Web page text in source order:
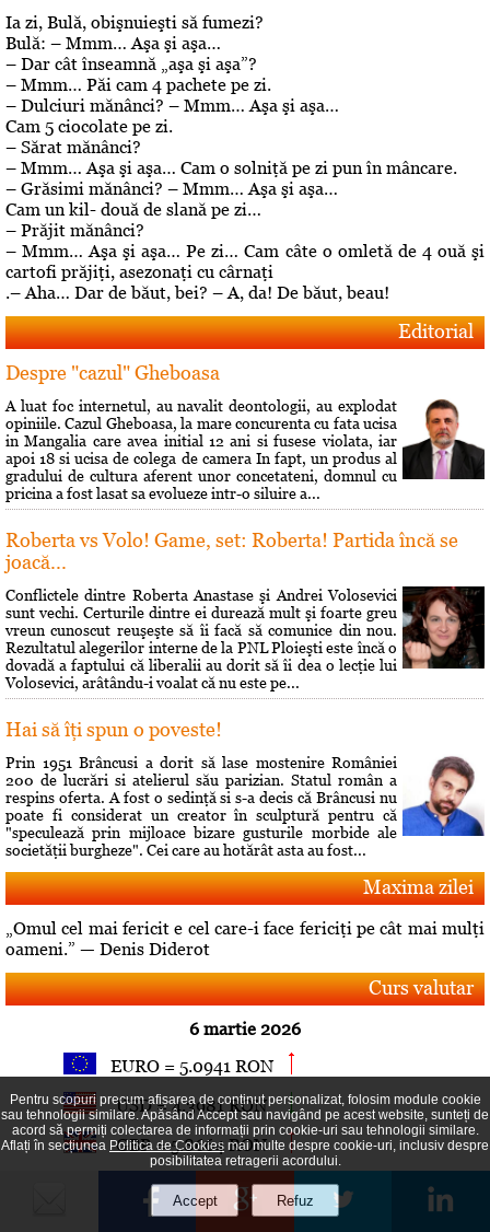
Ia zi, Bulă, obişnuieşti să fumezi?
Bulă: – Mmm… Aşa şi aşa…
– Dar cât înseamnă „aşa şi aşa”?
– Mmm… Păi cam 4 pachete pe zi.
– Dulciuri mănânci? – Mmm… Aşa şi aşa…
Cam 5 ciocolate pe zi.
– Sărat mănânci?
– Mmm… Aşa şi aşa… Cam o solniţă pe zi pun în mâncare.
– Grăsimi mănânci? – Mmm… Aşa şi aşa…
Cam un kil- două de slană pe zi…
– Prăjit mănânci?
– Mmm… Aşa şi aşa… Pe zi… Cam câte o omletă de 4 ouă şi
cartofi prăjiţi, asezonaţi cu cârnaţi
.– Aha… Dar de băut, bei? – A, da! De băut, beau!
Editorial
Despre "cazul" Gheboasa
A luat foc internetul, au navalit deontologii, au explodat
opiniile. Cazul Gheboasa, la mare concurenta cu fata ucisa
in Mangalia care avea initial 12 ani si fusese violata, iar
apoi 18 si ucisa de colega de camera In fapt, un produs al
gradului de cultura aferent unor concetateni, domnul cu
pricina a fost lasat sa evolueze intr-o siluire a...
Roberta vs Volo! Game, set: Roberta! Partida încă se
joacă...
Conflictele dintre Roberta Anastase şi Andrei Volosevici
sunt vechi. Certurile dintre ei durează mult şi foarte greu
vreun cunoscut reuşeşte să îi facă să comunice din nou.
Rezultatul alegerilor interne de la PNL Ploieşti este încă o
dovadă a faptului că liberalii au dorit să îi dea o lecţie lui
Volosevici, arâtându-i voalat că nu este pe...
Hai să îţi spun o poveste!
Prin 1951 Brâncusi a dorit să lase mostenire României
200 de lucrări si atelierul său parizian. Statul român a
respins oferta. A fost o sedinţă si s-a decis că Brâncusi nu
poate fi considerat un creator în sculptură pentru că
"speculează prin mijloace bizare gusturile morbide ale
societăţii burgheze". Cei care au hotărât asta au fost...
Maxima zilei
„Omul cel mai fericit e cel care-i face fericiţi pe cât mai mulţi
oameni.” — Denis Diderot
Curs valutar
6 martie 2026
EURO = 5.0941 RON
USD = 4.3981 RON
GBP = 5.8664 RON
Top articole
Pentru scopuri precum afișarea de conținut personalizat, folosim module cookie
sau tehnologii similare. Apăsând Accept sau navigând pe acest website, sunteți de
acord să permiți colectarea de informații prin cookie-uri sau tehnologii similare.
Aflați în secțiunea Politica de Cookies mai multe despre cookie-uri, inclusiv despre
posibilitatea retragerii acordului.